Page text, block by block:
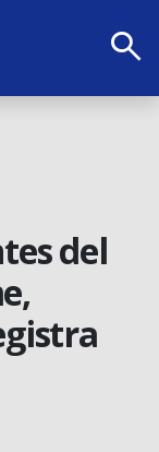
search
del